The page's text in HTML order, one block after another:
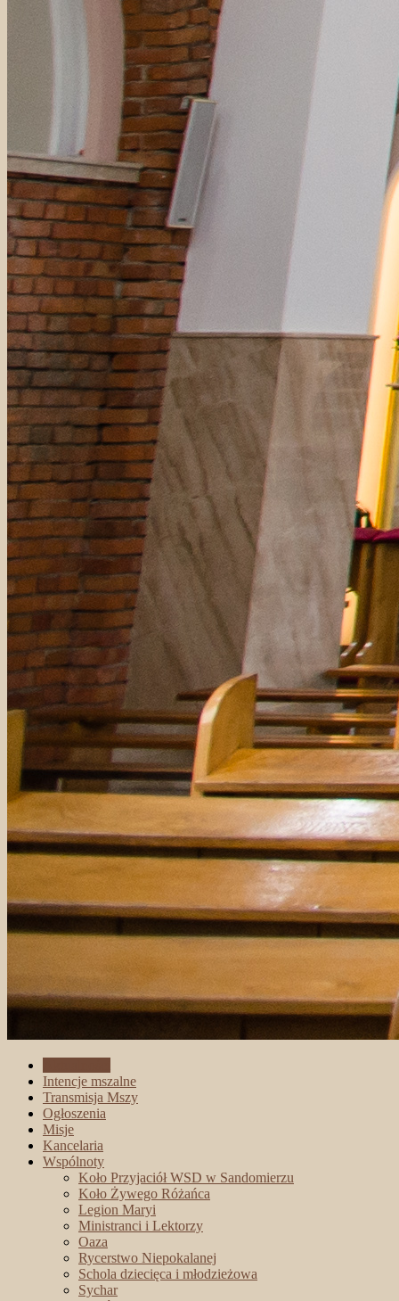
Intencje mszalne
Transmisja Mszy
Ogłoszenia
Misje
Kancelaria
Wspólnoty
Koło Przyjaciół WSD w Sandomierzu
Koło Żywego Różańca
Legion Maryi
Ministranci i Lektorzy
Oaza
Rycerstwo Niepokalanej
Schola dziecięca i młodzieżowa
Sychar